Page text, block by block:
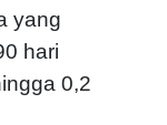
yang
hari
0,2